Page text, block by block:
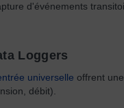
d'événements
Loggers
universelle offrent
débit).